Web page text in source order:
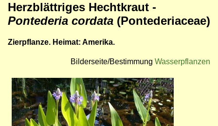
Herzblättriges Hechtkraut -
Pontederia cordata (Pontederiaceae)
Zierpflanze. Heimat: Amerika.
Bilderseite/Bestimmung Wasserpflanzen
Bild